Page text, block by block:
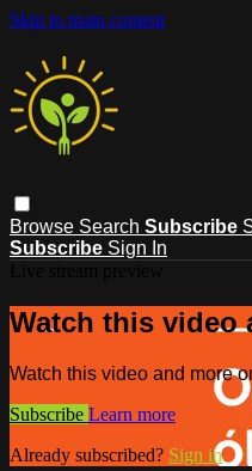
Skip to main content
Browse Search Subscribe
Subscribe Sign In
Watch this video
Watch this video and more
Subscribe Learn more
Already subscribed? Sign in